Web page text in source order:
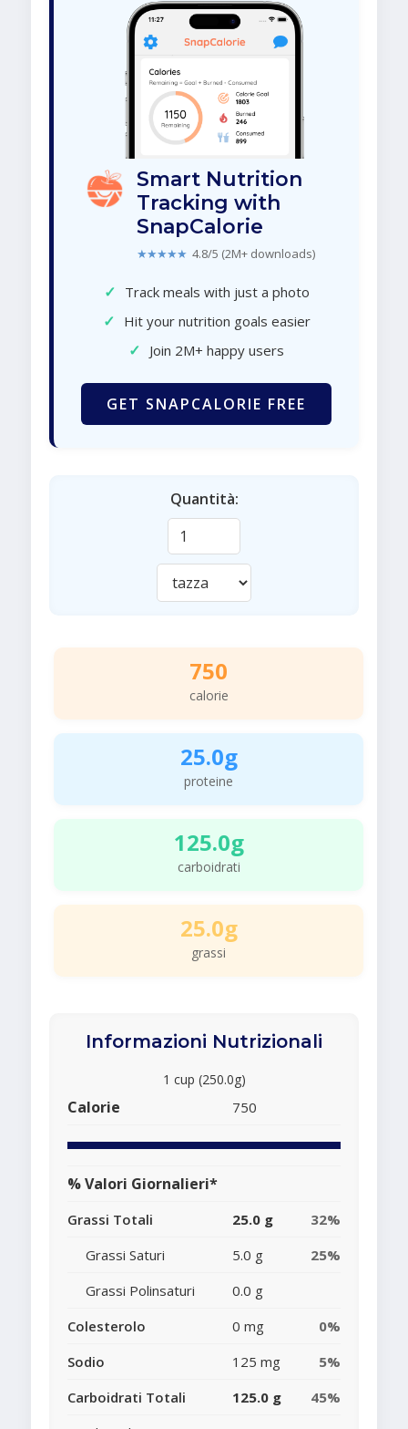
Smart Nutrition
Tracking with
SnapCalorie
★★★★★ 4.8/5 (2M+ downloads)
✓ Track meals with just a photo
✓ Hit your nutrition goals easier
✓ Join 2M+ happy users
GET SNAPCALORIE FREE
Quantità:
750
calorie
25.0g
proteine
125.0g
carboidrati
25.0g
grassi
Informazioni Nutrizionali
1 cup (250.0g)
Calorie 750
% Valori Giornalieri*
Grassi Totali 25.0 g
32%
Grassi Saturi
5.0 g
25%
Grassi Polinsaturi
0.0 g
Colesterolo
0 mg
0%
Sodio
125 mg
5%
Carboidrati Totali
125.0 g
45%